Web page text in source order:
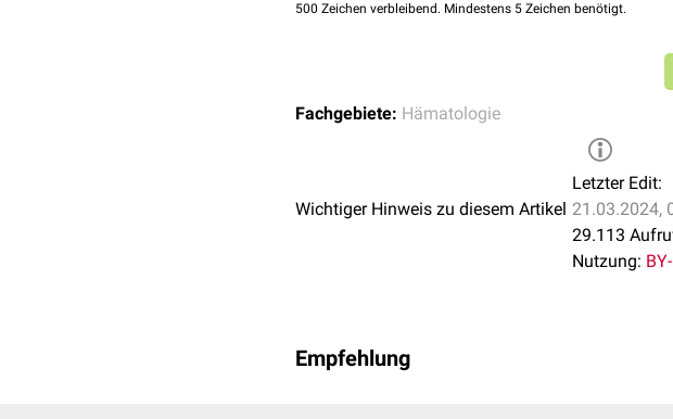
500 Zeichen verbleibend. Mindestens 5 Zeichen benötigt.
Fachgebiete: Hämatologie
Wichtiger Hinweis zu diesem Artikel
Letzter Edit:
21.03.2024,
29.113
Nutzung:
Empfehlung